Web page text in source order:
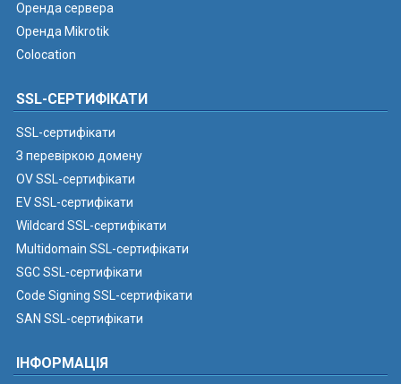
Оренда сервера
Оренда Mikrotik
Colocation
SSL-СЕРТИФІКАТИ
SSL-сертифікати
З перевіркою домену
OV SSL-сертифікати
EV SSL-сертифікати
Wildcard SSL-сертифікати
Multidomain SSL-сертифікати
SGC SSL-сертифікати
Code Signing SSL-сертифікати
SAN SSL-сертифікати
ІНФОРМАЦІЯ